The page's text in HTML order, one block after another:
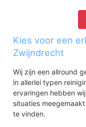
Leeuwerik- en
Assumburg -
Hilverbeek
Noord
Corridor-West
Schildersbuurt
Sterrenbeeldenbuurt
Kies voor een
Zwijndrecht
Wij zijn een allround
in allerlei typen
ervaringen hebben
situaties
te vinden.